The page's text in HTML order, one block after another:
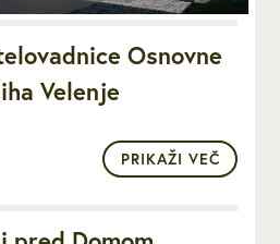
Osnovne
Velenje
PRIKAŽI VEČ